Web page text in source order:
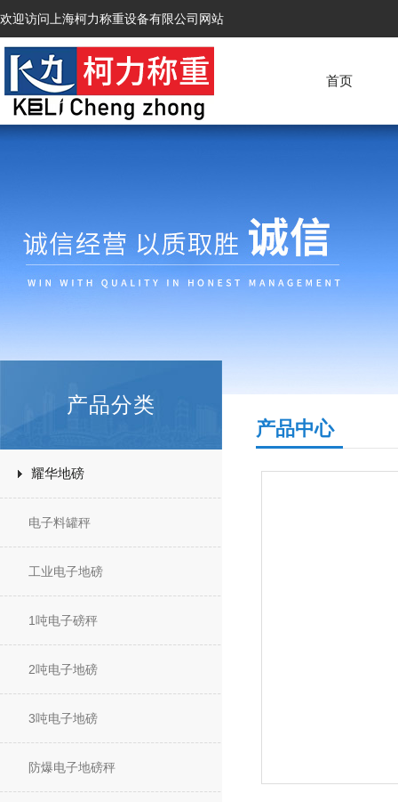
欢迎访问上海柯力称重设备有限公司网站
首页
产品分类
耀华地磅
电子料罐秤
工业电子地磅
1吨电子磅秤
2吨电子地磅
3吨电子地磅
防爆电子地磅秤
产品中心